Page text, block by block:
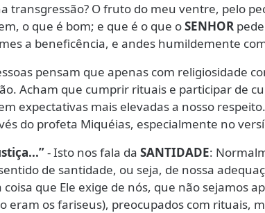
transgressão? O fruto do meu ventre, pelo
o que é bom; e que é o que oSENHOR
a beneficência, e andes humildemente
pensam que apenas com religiosidade
Acham que cumprir rituais e participar de
expectativas mais elevadas a nosso
do profeta Miquéias, especialmente no
- Isto nos fala da SANTIDADE:
de santidade, ou seja, de nossa
que Ele exige de nós, que não sejamos
eram os fariseus), preocupados com rituais,